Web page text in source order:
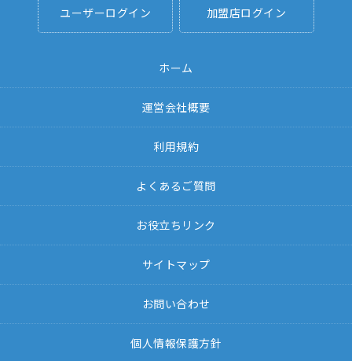
ユーザーログイン 加盟店ログイン
ホーム
運営会社概要
利用規約
よくあるご質問
お役立ちリンク
サイトマップ
お問い合わせ
個人情報保護方針